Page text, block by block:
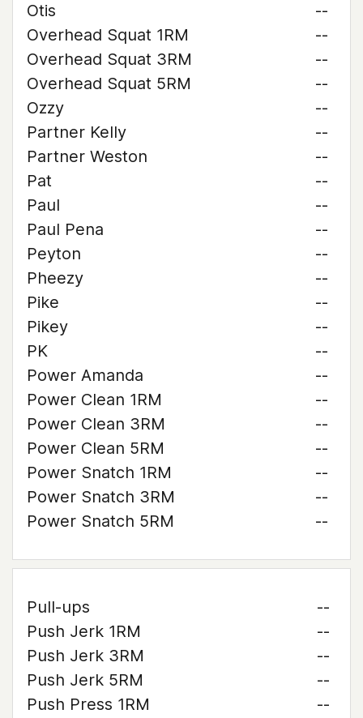
Otis
--
Overhead Squat 1RM
--
Overhead Squat 3RM
--
Overhead Squat 5RM
--
Ozzy
--
Partner Kelly
--
Partner Weston
--
Pat
--
Paul
--
Paul Pena
--
Peyton
--
Pheezy
--
Pike
--
Pikey
--
PK
--
Power Amanda
--
Power Clean 1RM
--
Power Clean 3RM
--
Power Clean 5RM
--
Power Snatch 1RM
--
Power Snatch 3RM
--
Power Snatch 5RM
--
Pull-ups
--
Push Jerk 1RM
--
Push Jerk 3RM
--
Push Jerk 5RM
--
Push Press 1RM
--